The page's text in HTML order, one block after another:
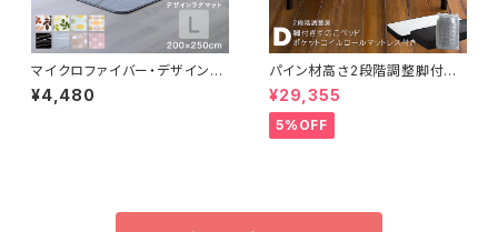
マイクロファイバー・デザインラ
グマットLサイズ（200×250c
m）洗えるラグマット 【WASHFA
¥4,480
パイン材高さ2段階調整脚付き
すのこベッド ポケットコイルマッ
トレスセット(ダブル) ASP-SR
M-D
¥29,355
5%OFF